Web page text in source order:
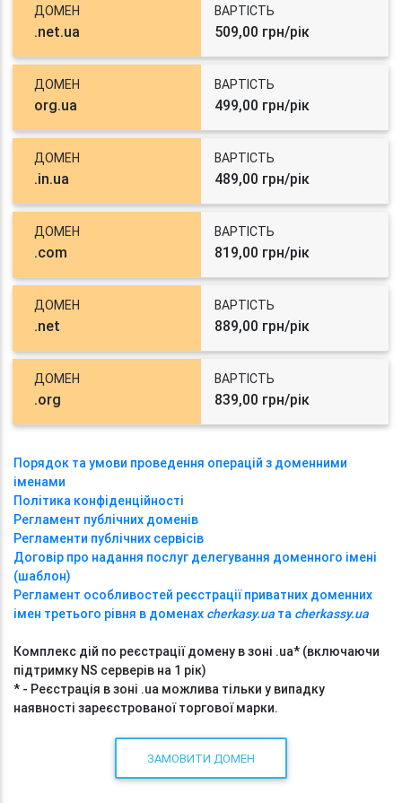
ДОМЕН
.net.ua
ВАРТІСТЬ
509,00 грн/рік
ДОМЕН
org.ua
ВАРТІСТЬ
499,00 грн/рік
ДОМЕН
.in.ua
ВАРТІСТЬ
489,00 грн/рік
ДОМЕН
.com
ВАРТІСТЬ
819,00 грн/рік
ДОМЕН
.net
ВАРТІСТЬ
889,00 грн/рік
ДОМЕН
.org
ВАРТІСТЬ
839,00 грн/рік
Порядок та умови проведення операцій з доменними
іменами
Політика конфіденційності
Регламент публічних доменів
Регламенти публічних сервісів
Договір про надання послуг делегування доменного імені
(шаблон)
Регламент особливостей реєстрації приватних доменних
імен третього рівня в доменах cherkasy.ua та cherkassy.ua
Комплекс дій по реєстрації домену в зоні .ua* (включаючи
підтримку NS серверів на 1 рік)
* - Реєстрація в зоні .ua можлива тільки у випадку
наявності зареєстрованої торгової марки.
ЗАМОВИТИ ДОМЕН